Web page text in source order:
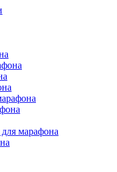
марафона